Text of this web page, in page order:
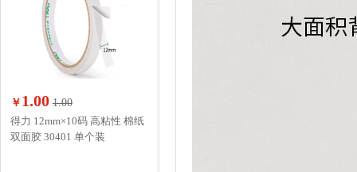
￥ 1.00 1.00
得力 12mm×10码 高粘性 棉纸
双面胶 30401 单个装